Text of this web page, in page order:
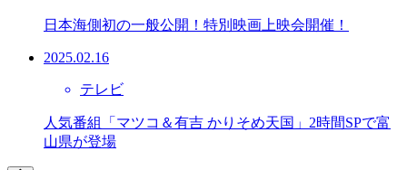
日本海側初の一般公開！特別映画上映会開催！
2025.02.16
テレビ
人気番組「マツコ＆有吉 かりそめ天国」2時間SPで富
山県が登場